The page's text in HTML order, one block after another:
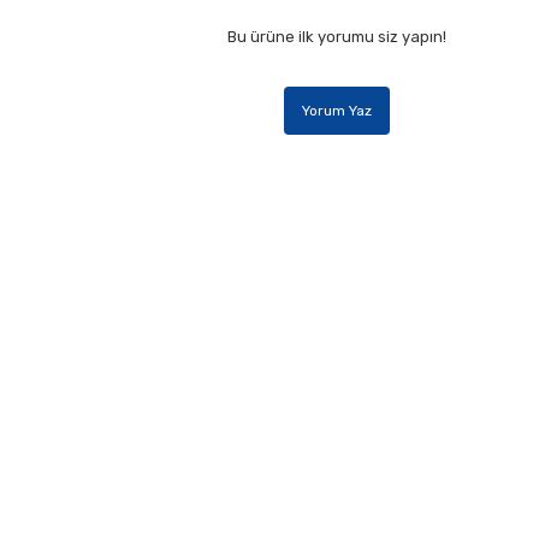
Bu ürüne ilk yorumu siz yapın!
Yorum Yaz